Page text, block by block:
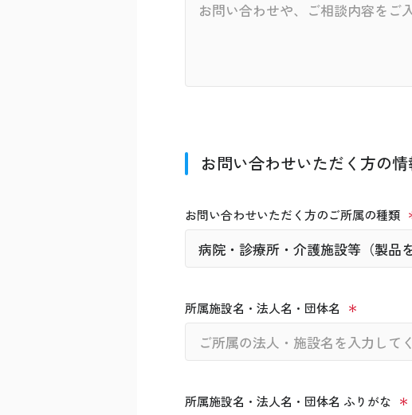
お問い合わせいただく方の
お問い合わせいただく方のご所属の種類
所属施設名・法人名・団体名
所属施設名・法人名・団体名 ふりがな